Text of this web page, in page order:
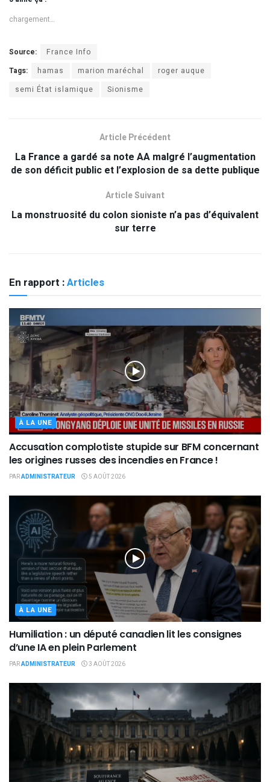
chargement…
Source:
France Info
Tags:
hamas marion maréchal
roger auque
semi État islamique
Sionisme
Article Précédent
La France a gardé sa note AA malgré l’augmentation
de son déficit public et l’explosion de sa dette publique
Article Suivant
La monstruosité du colon sioniste n’a pas d’équivalent
sur terre
En rapport :Articles
À LA UNE
Accusation complotiste stupide sur BFM concernant
les origines russes des incendies en France !
PARADMINISTRATEUR 5 AOÛT 2026
À LA UNE
Humiliation : un député canadien lit les consignes
d’une IA en plein Parlement
PARADMINISTRATEUR 3 AOÛT 2026